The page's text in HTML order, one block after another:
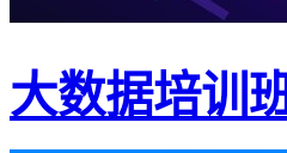
大数据培训